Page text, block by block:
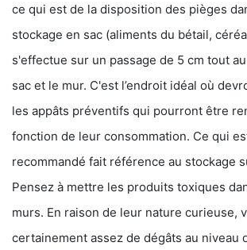
ce qui est de la disposition des pièges
stockage en sac (aliments du bétail,
s'effectue sur un passage de 5 cm tout
sac et le mur. C'est l’endroit idéal où
les appâts préventifs qui pourront être
fonction de leur consommation. Ce qui
recommandé fait référence au stockage
Pensez à mettre les produits toxiques
murs. En raison de leur nature curieuse,
certainement assez de dégâts au niveau